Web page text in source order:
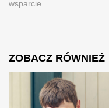
ZOBACZ RÓWNIEŻ
wsparcie